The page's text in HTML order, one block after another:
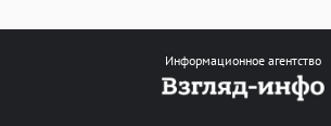
Информационное агентство